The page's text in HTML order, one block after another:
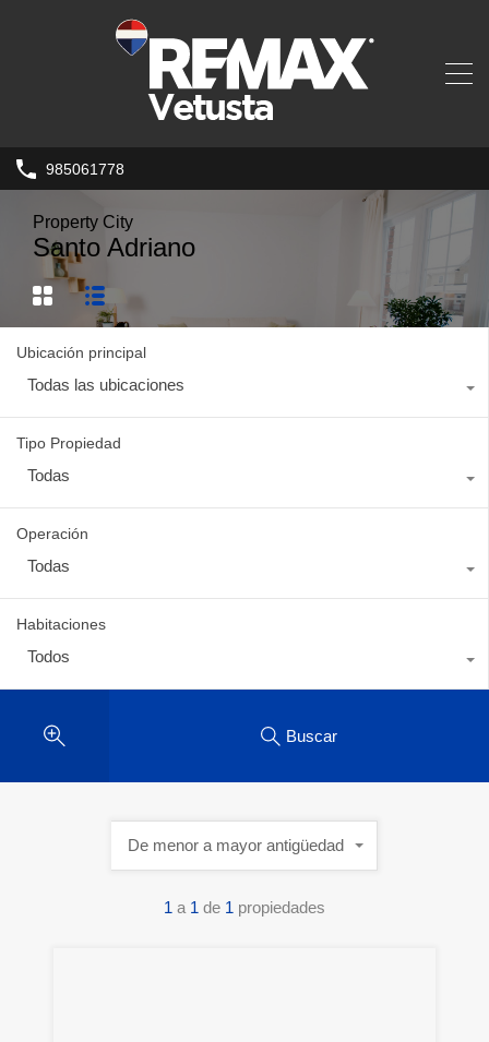
985061778
Property City
Santo Adriano
Ubicación principal
Todas las ubicaciones
Tipo Propiedad
Todas
Operación
Todas
Habitaciones
Todos
Buscar
1 a 1 de 1 propiedades
De menor a mayor antigüedad